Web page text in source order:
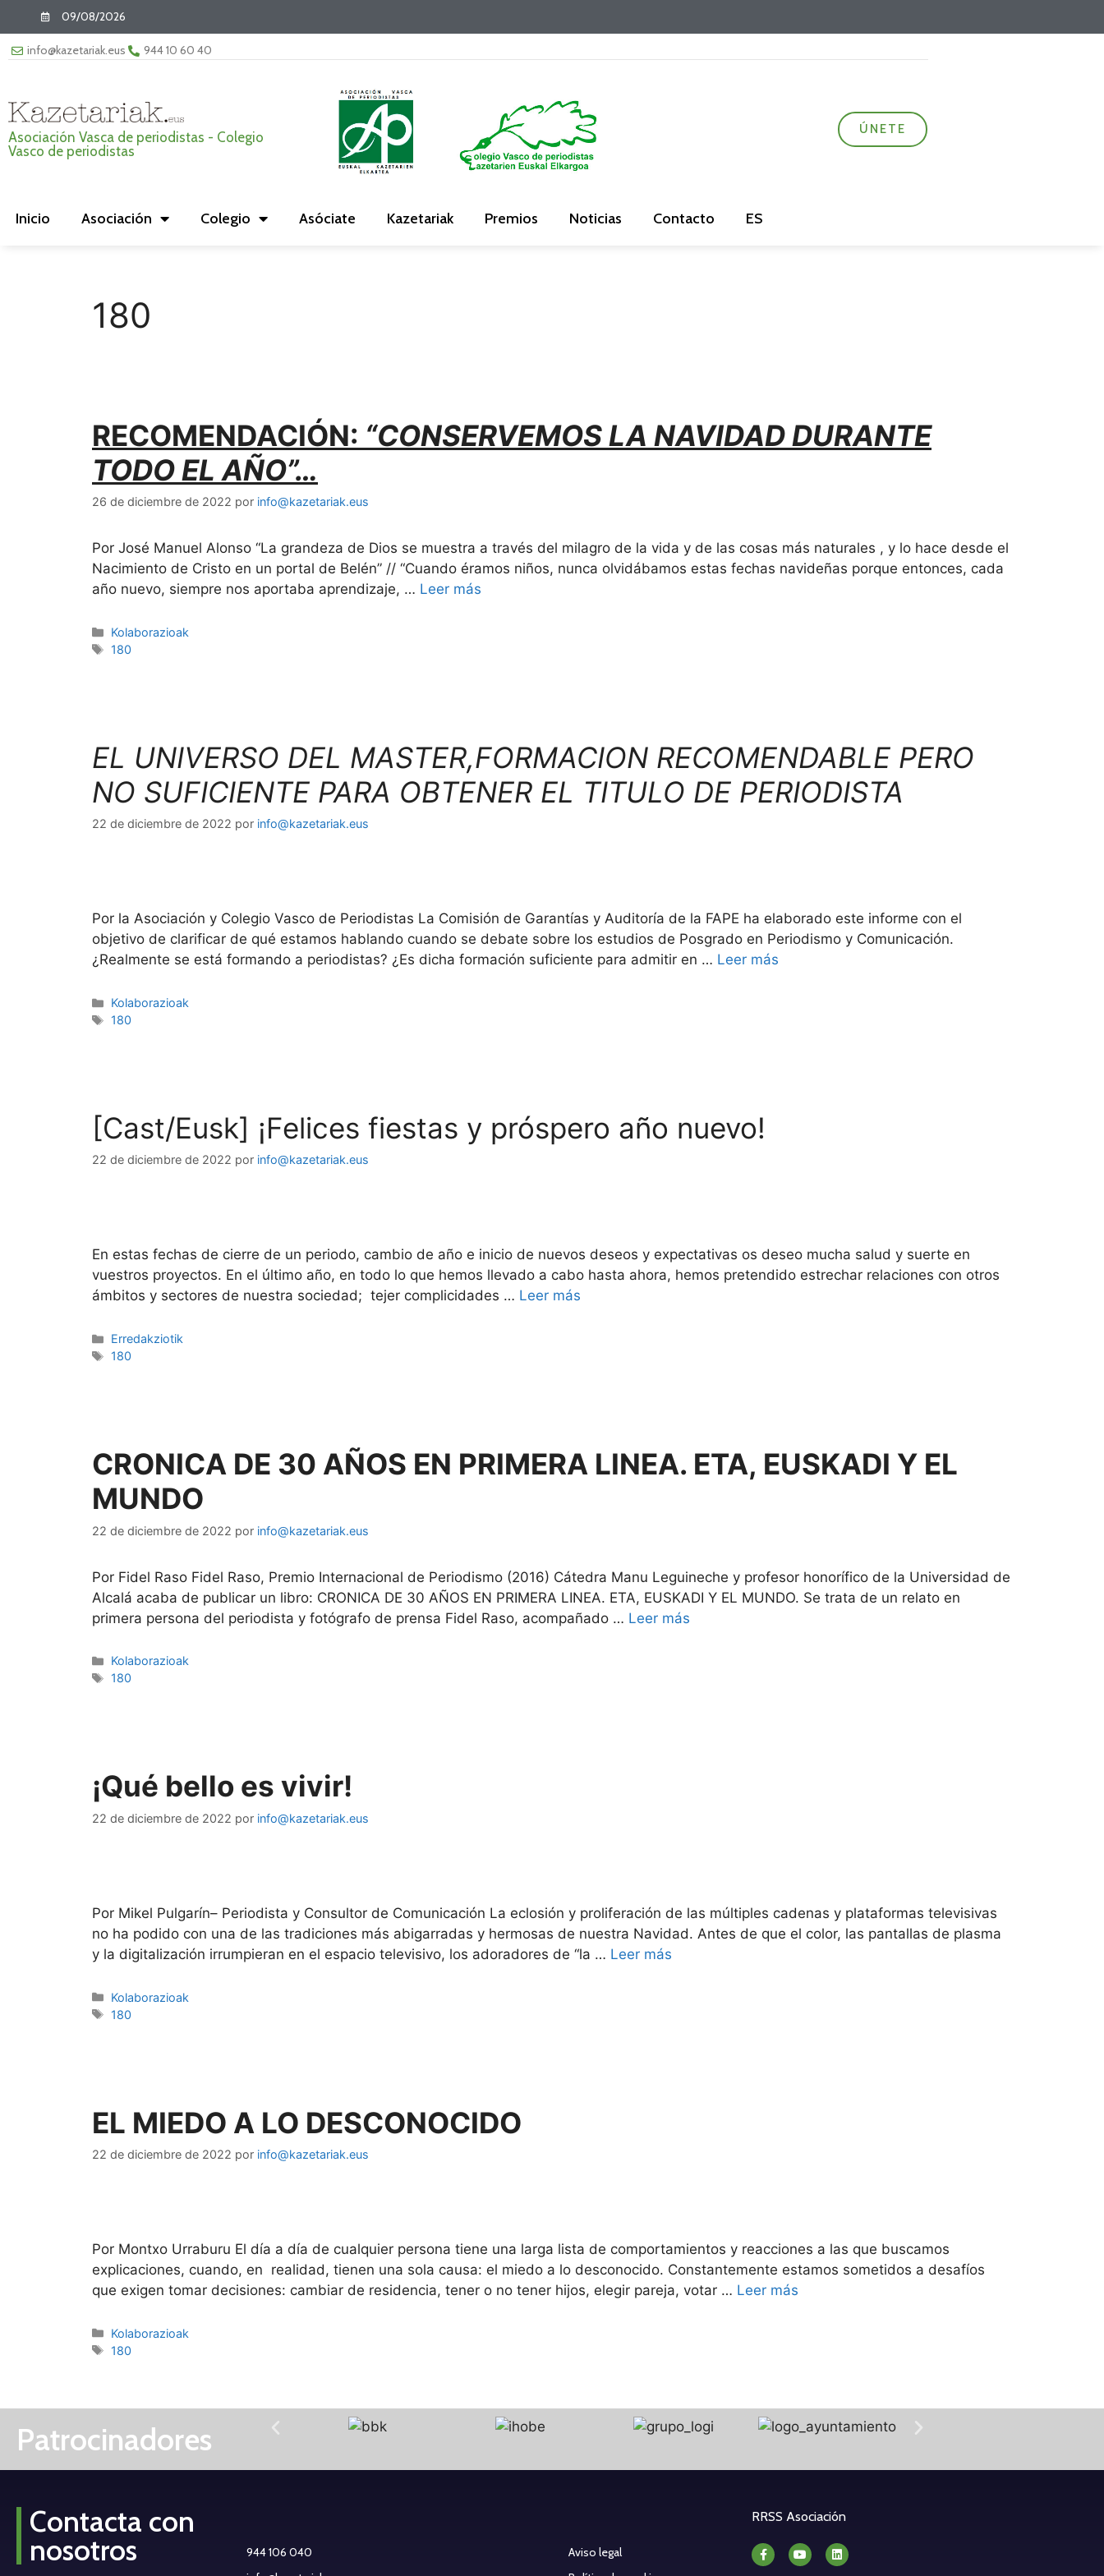
09/08/2026
info@kazetariak.eus 944 10 60 40
Asociación Vasca de periodistas - Colegio
Vasco de periodistas
ÚNETE
Inicio Asociación Colegio Asóciate Kazetariak Premios Noticias Contacto ES
180
RECOMENDACIÓN: “CONSERVEMOS LA NAVIDAD DURANTE
TODO EL AÑO”…
26 de diciembre de 2022 por info@kazetariak.eus
Por José Manuel Alonso “La grandeza de Dios se muestra a través del milagro de la vida y de las cosas más naturales , y lo hace desde el
Nacimiento de Cristo en un portal de Belén” // “Cuando éramos niños, nunca olvidábamos estas fechas navideñas porque entonces, cada
año nuevo, siempre nos aportaba aprendizaje, … Leer más
Kolaborazioak
180
EL UNIVERSO DEL MASTER,FORMACION RECOMENDABLE PERO
NO SUFICIENTE PARA OBTENER EL TITULO DE PERIODISTA
22 de diciembre de 2022 por info@kazetariak.eus
Por la Asociación y Colegio Vasco de Periodistas La Comisión de Garantías y Auditoría de la FAPE ha elaborado este informe con el
objetivo de clarificar de qué estamos hablando cuando se debate sobre los estudios de Posgrado en Periodismo y Comunicación.
¿Realmente se está formando a periodistas? ¿Es dicha formación suficiente para admitir en … Leer más
Kolaborazioak
180
[Cast/Eusk] ¡Felices fiestas y próspero año nuevo!
22 de diciembre de 2022 por info@kazetariak.eus
En estas fechas de cierre de un periodo, cambio de año e inicio de nuevos deseos y expectativas os deseo mucha salud y suerte en
vuestros proyectos. En el último año, en todo lo que hemos llevado a cabo hasta ahora, hemos pretendido estrechar relaciones con otros
ámbitos y sectores de nuestra sociedad; tejer complicidades … Leer más
Erredakziotik
180
CRONICA DE 30 AÑOS EN PRIMERA LINEA. ETA, EUSKADI Y EL
MUNDO
22 de diciembre de 2022 por info@kazetariak.eus
Por Fidel Raso Fidel Raso, Premio Internacional de Periodismo (2016) Cátedra Manu Leguineche y profesor honorífico de la Universidad de
Alcalá acaba de publicar un libro: CRONICA DE 30 AÑOS EN PRIMERA LINEA. ETA, EUSKADI Y EL MUNDO. Se trata de un relato en
primera persona del periodista y fotógrafo de prensa Fidel Raso, acompañado … Leer más
Kolaborazioak
180
¡Qué bello es vivir!
22 de diciembre de 2022 por info@kazetariak.eus
Por Mikel Pulgarín– Periodista y Consultor de Comunicación La eclosión y proliferación de las múltiples cadenas y plataformas televisivas
no ha podido con una de las tradiciones más abigarradas y hermosas de nuestra Navidad. Antes de que el color, las pantallas de plasma
y la digitalización irrumpieran en el espacio televisivo, los adoradores de “la … Leer más
Kolaborazioak
180
EL MIEDO A LO DESCONOCIDO
22 de diciembre de 2022 por info@kazetariak.eus
Por Montxo Urraburu El día a día de cualquier persona tiene una larga lista de comportamientos y reacciones a las que buscamos
explicaciones, cuando, en realidad, tienen una sola causa: el miedo a lo desconocido. Constantemente estamos sometidos a desafíos
que exigen tomar decisiones: cambiar de residencia, tener o no tener hijos, elegir pareja, votar … Leer más
Kolaborazioak
180
Patrocinadores
Contacta con
nosotros
944 106 040
Aviso legal
RRSS Asociación